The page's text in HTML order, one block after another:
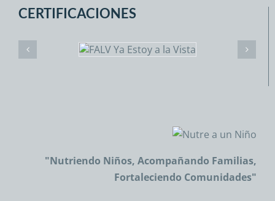
CERTIFICACIONES
"Nutriendo Niños, Acompañando Familias,
Fortaleciendo Comunidades"